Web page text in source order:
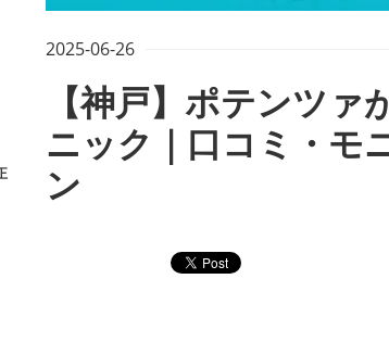
2025-06-26
【神戸】ポテンツ
ニック｜口コミ・モ
ン